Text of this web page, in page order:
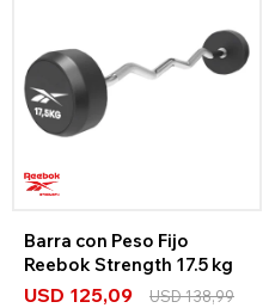
Barra con Peso Fijo
Reebok Strength 17.5 kg
USD 125,09 USD138,99